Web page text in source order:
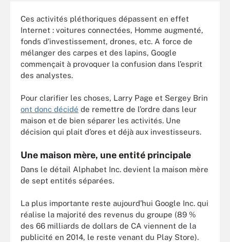
Ces activités pléthoriques dépassent en effet
Internet : voitures connectées, Homme augmenté,
fonds d’investissement, drones, etc. A force de
mélanger des carpes et des lapins, Google
commençait à provoquer la confusion dans l’esprit
des analystes.
Pour clarifier les choses, Larry Page et Sergey Brin
ont donc décidé de remettre de l’ordre dans leur
maison et de bien séparer les activités. Une
décision qui plait d’ores et déjà aux investisseurs.
Une maison mère, une entité principale
Dans le détail Alphabet Inc. devient la maison mère
de sept entités séparées.
La plus importante reste aujourd’hui Google Inc. qui
réalise la majorité des revenus du groupe (89 %
des 66 milliards de dollars de CA viennent de la
publicité en 2014, le reste venant du Play Store).